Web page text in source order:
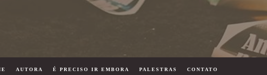
AUTORA É PRECISO IR EMBORA PALESTRAS CONTATO